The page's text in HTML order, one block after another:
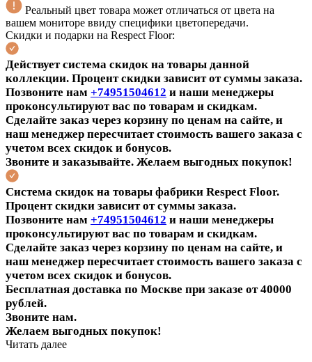
Реальный цвет товара может отличаться от цвета на
вашем мониторе ввиду специфики цветопередачи.
Скидки и подарки на Respect Floor:
Действует система скидок на товары данной
коллекции. Процент скидки зависит от суммы заказа.
Позвоните нам +74951504612 и наши менеджеры
проконсультируют вас по товарам и скидкам.
Сделайте заказ через корзину по ценам на сайте, и
наш менеджер пересчитает стоимость вашего заказа с
учетом всех скидок и бонусов.
Звоните и заказывайте. Желаем выгодных покупок!
Система скидок на товары фабрики Respect Floor.
Процент скидки зависит от суммы заказа.
Позвоните нам +74951504612 и наши менеджеры
проконсультируют вас по товарам и скидкам.
Сделайте заказ через корзину по ценам на сайте, и
наш менеджер пересчитает стоимость вашего заказа с
учетом всех скидок и бонусов.
Бесплатная доставка по Москве при заказе от 40000
рублей.
Звоните нам.
Желаем выгодных покупок!
Читать далее